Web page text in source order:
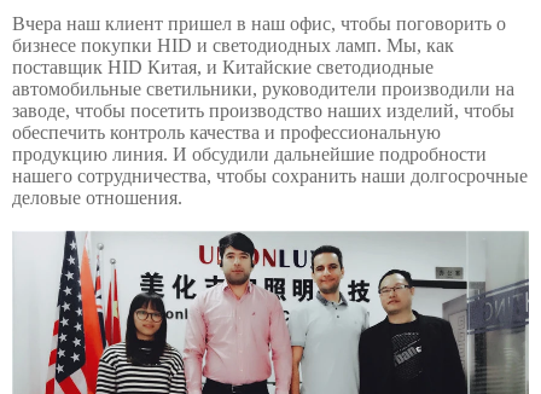
Вчера наш клиент пришел в наш офис, чтобы поговорить о
бизнесе покупки HID и светодиодных ламп. Мы, как
поставщик HID Китая, и Китайские светодиодные
автомобильные светильники, руководители производили на
заводе, чтобы посетить производство наших изделий, чтобы
обеспечить контроль качества и профессиональную
продукцию линия. И обсудили дальнейшие подробности
нашего сотрудничества, чтобы сохранить наши долгосрочные
деловые отношения.